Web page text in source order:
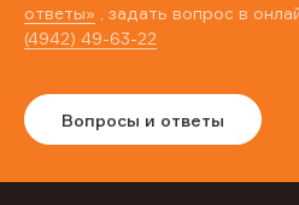
ответы» , задать вопрос в
(4942) 49-63-22
Вопросы и ответы